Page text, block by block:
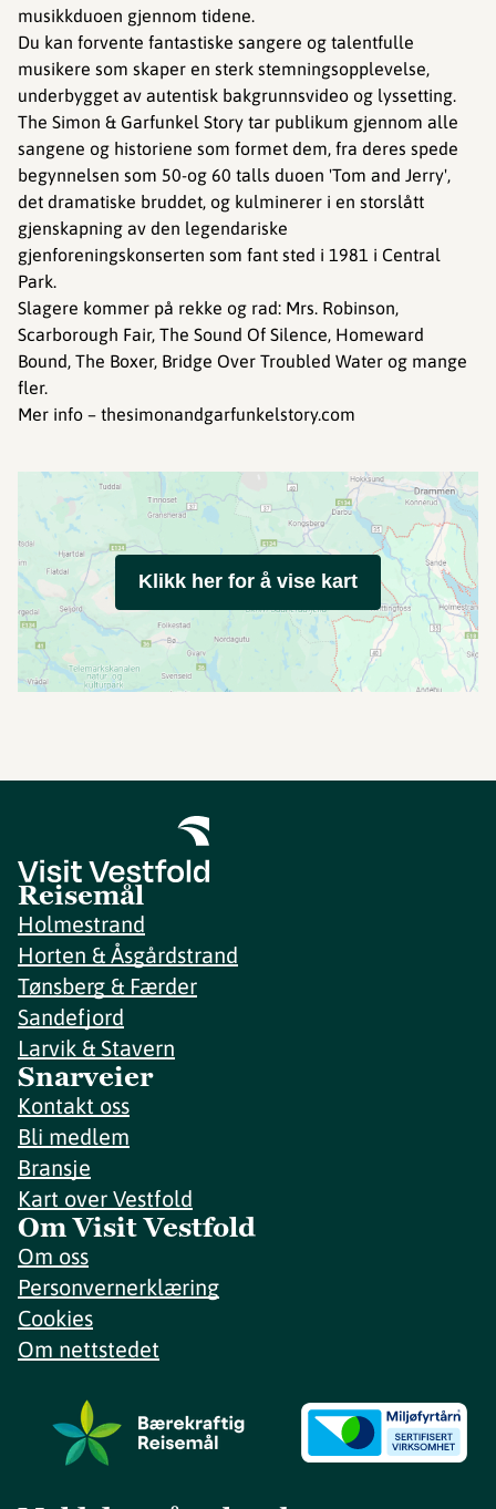
musikkduoen gjennom tidene.
Du kan forvente fantastiske sangere og talentfulle
musikere som skaper en sterk stemningsopplevelse,
underbygget av autentisk bakgrunnsvideo og lyssetting.
The Simon & Garfunkel Story tar publikum gjennom alle
sangene og historiene som formet dem, fra deres spede
begynnelsen som 50-og 60 talls duoen 'Tom and Jerry',
det dramatiske bruddet, og kulminerer i en storslått
gjenskapning av den legendariske
gjenforeningskonserten som fant sted i 1981 i Central
Park.
Slagere kommer på rekke og rad: Mrs. Robinson,
Scarborough Fair, The Sound Of Silence, Homeward
Bound, The Boxer, Bridge Over Troubled Water og mange
fler.
Mer info – thesimonandgarfunkelstory.com
Klikk her for å vise kart
Reisemål
Holmestrand
Horten & Åsgårdstrand
Tønsberg & Færder
Sandefjord
Larvik & Stavern
Snarveier
Kontakt oss
Bli medlem
Bransje
Kart over Vestfold
Om Visit Vestfold
Om oss
Personvernerklæring
Cookies
Om nettstedet